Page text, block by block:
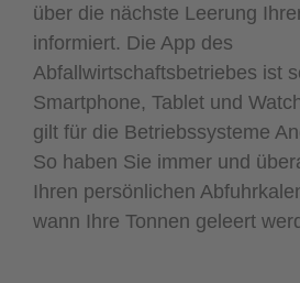
über die nächste Leerung
informiert. Die App des
Abfallwirtschaftsbetriebes ist
Smartphone, Tablet und
gilt für die Betriebssysteme
So haben Sie immer und
Ihren persönlichen
wann Ihre Tonnen geleert